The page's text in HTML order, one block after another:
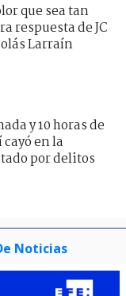
que sea tan
respuesta de JC
Larraín
y 10 horas de
en la
por delitos
Noticias